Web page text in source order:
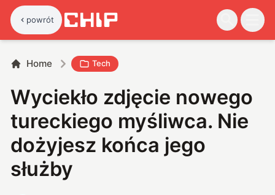
powrót
Home Tech
Wyciekło zdjęcie nowego
tureckiego myśliwca. Nie
dożyjesz końca jego
służby